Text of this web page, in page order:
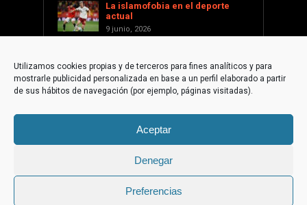
Utilizamos cookies propias y de terceros para fines analíticos y para
mostrarle publicidad personalizada en base a un perfil elaborado a partir
de sus hábitos de navegación (por ejemplo, páginas visitadas).
Aceptar
Denegar
Preferencias
La islamofobia en el deporte
actual
9 junio, 2026
17 enero, 2026
Apoyar a Palestina desde la
sociedad civil internacional
La paradoja islamófoba de